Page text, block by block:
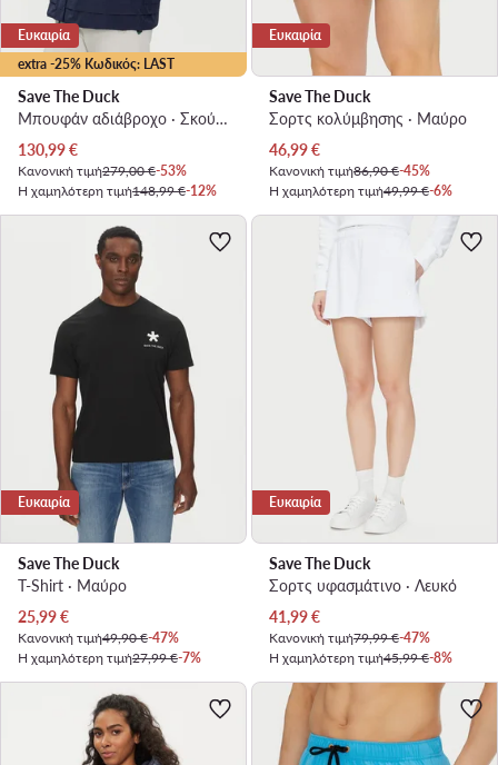
extra -25% Κωδικός: LAST
Ευκαιρία
Save The Duck
Μπουφάν αδιάβροχο · Σκούρο μπλε
Τρέχουσα τιμή
130,99€
Κανονική τιμή279,00 €-53%
Η χαμηλότερη τιμή148,99 €-12%
Ευκαιρία
Save The Duck
Σορτς κολύμβησης · Μαύρο
Τρέχουσα τιμή
46,99€
Κανονική τιμή86,90 €-45%
Η χαμηλότερη τιμή49,99 €-6%
Ευκαιρία
Save The Duck
T-Shirt · Μαύρο
Τρέχουσα τιμή
25,99€
Κανονική τιμή49,90 €-47%
Η χαμηλότερη τιμή27,99 €-7%
Ευκαιρία
Save The Duck
Σορτς υφασμάτινο · Λευκό
Τρέχουσα τιμή
41,99€
Κανονική τιμή79,99 €-47%
Η χαμηλότερη τιμή45,99 €-8%